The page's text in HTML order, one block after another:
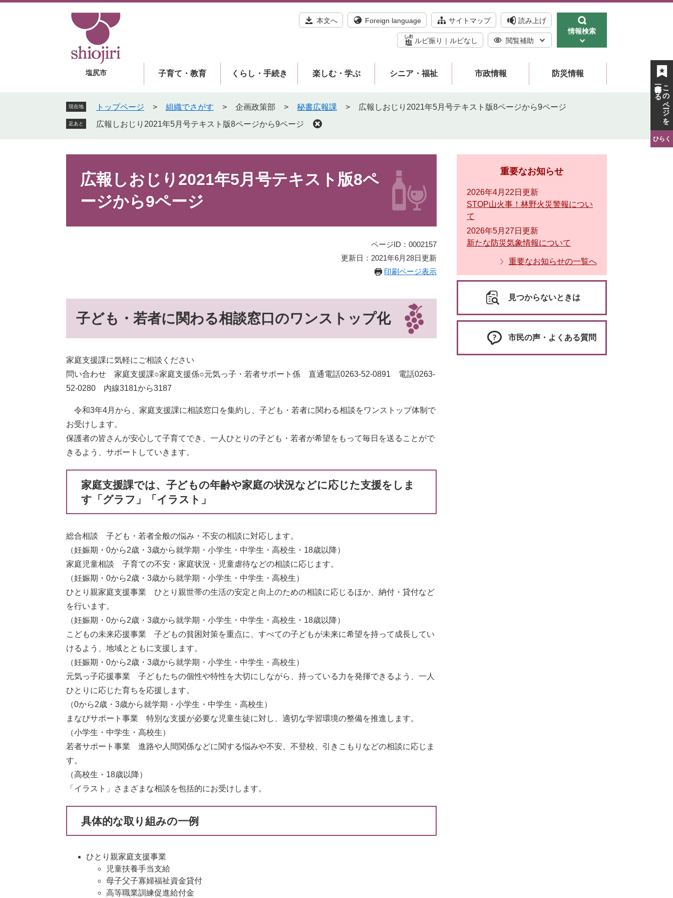
塩尻市
本文へ Foreign language サイトマップ 読み上げ
ルビ振り ルビなし 閲覧補助
情報検索
子育て・教育 くらし・手続き 楽しむ・学ぶ シニア・福祉 市政情報 防災情報
現在地 トップページ > 組織でさがす > 企画政策部 > 秘書広報課 > 広報しおじり2021年5月号テキスト版8ページから9ページ
足あと 広報しおじり2021年5月号テキスト版8ページから9ページ
広報しおじり2021年5月号テキスト版8ペ
ージから9ページ
ページID：0002157
更新日：2021年6月28日更新
印刷ページ表示
子ども・若者に関わる相談窓口のワンストップ化
家庭支援課に気軽にご相談ください
問い合わせ 家庭支援課○家庭支援係○元気っ子・若者サポート係 直通電話0263-52-0891 電話0263-
52-0280 内線3181から3187
令和3年4月から、家庭支援課に相談窓口を集約し、子ども・若者に関わる相談をワンストップ体制で
お受けします。
保護者の皆さんが安心して子育てでき、一人ひとりの子ども・若者が希望をもって毎日を送ることがで
きるよう、サポートしていきます。
家庭支援課では、子どもの年齢や家庭の状況などに応じた支援をしま
す「グラフ」「イラスト」
総合相談 子ども・若者全般の悩み・不安の相談に対応します。
（妊娠期・0から2歳・3歳から就学期・小学生・中学生・高校生・18歳以降）
家庭児童相談 子育ての不安・家庭状況・児童虐待などの相談に応じます。
（妊娠期・0から2歳・3歳から就学期・小学生・中学生・高校生）
ひとり親家庭支援事業 ひとり親世帯の生活の安定と向上のための相談に応じるほか、納付・貸付など
を行います。
（妊娠期・0から2歳・3歳から就学期・小学生・中学生・高校生・18歳以降）
こどもの未来応援事業 子どもの貧困対策を重点に、すべての子どもが未来に希望を持って成長してい
けるよう、地域とともに支援します。
（妊娠期・0から2歳・3歳から就学期・小学生・中学生・高校生）
元気っ子応援事業 子どもたちの個性や特性を大切にしながら、持っている力を発揮できるよう、一人
ひとりに応じた育ちを応援します。
（0から2歳・3歳から就学期・小学生・中学生・高校生）
まなびサポート事業 特別な支援が必要な児童生徒に対し、適切な学習環境の整備を推進します。
（小学生・中学生・高校生）
若者サポート事業 進路や人間関係などに関する悩みや不安、不登校、引きこもりなどの相談に応じま
す。
（高校生・18歳以降）
「イラスト」さまざまな相談を包括的にお受けします。
具体的な取り組みの一例
ひとり親家庭支援事業
児童扶養手当支給
母子父子寡婦福祉資金貸付
高等職業訓練促進給付金
重要なお知らせ
2026年4月22日更新
STOP山火事！林野火災警報につい
て
2026年5月27日更新
新たな防災気象情報について
重要なお知らせの一覧へ
見つからないときは
市民の声・よくある質問
このページを
一時保存する
ひらく